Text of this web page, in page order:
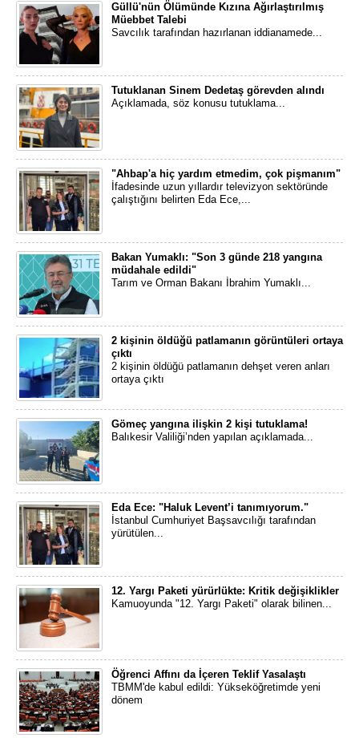
Güllü'nün Ölümünde Kızına Ağırlaştırılmış
Müebbet Talebi
Savcılık tarafından hazırlanan iddianamede...
Tutuklanan Sinem Dedetaş görevden alındı
Açıklamada, söz konusu tutuklama...
"Ahbap'a hiç yardım etmedim, çok pişmanım"
İfadesinde uzun yıllardır televizyon sektöründe
çalıştığını belirten Eda Ece,...
Bakan Yumaklı: "Son 3 günde 218 yangına
müdahale edildi"
Tarım ve Orman Bakanı İbrahim Yumaklı...
2 kişinin öldüğü patlamanın görüntüleri ortaya
çıktı
2 kişinin öldüğü patlamanın dehşet veren anları
ortaya çıktı
Gömeç yangına ilişkin 2 kişi tutuklama!
Balıkesir Valiliği’nden yapılan açıklamada...
Eda Ece: "Haluk Levent’i tanımıyorum."
İstanbul Cumhuriyet Başsavcılığı tarafından
yürütülen...
12. Yargı Paketi yürürlükte: Kritik değişiklikler
Kamuoyunda "12. Yargı Paketi" olarak bilinen...
Öğrenci Affını da İçeren Teklif Yasalaştı
TBMM'de kabul edildi: Yükseköğretimde yeni
dönem